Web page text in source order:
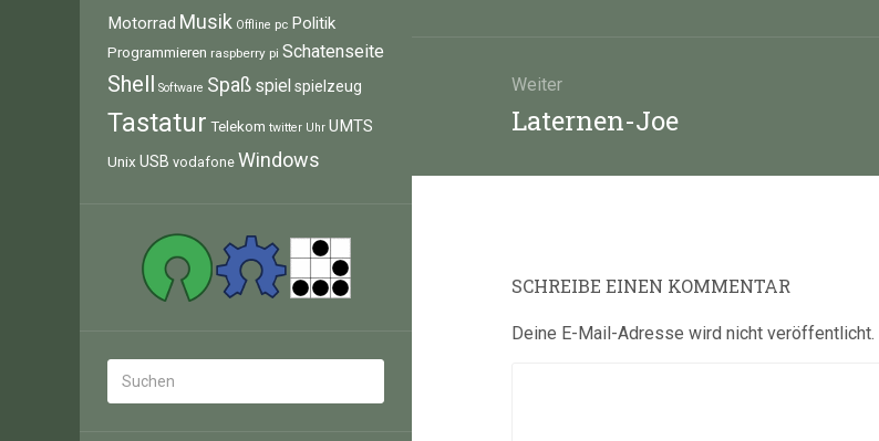
Motorrad Musik Offline pc Politik
Programmieren raspberry pi Schatenseite
Shell Software Spaß spiel spielzeug
Tastatur Telekom twitter Uhr UMTS
Unix USB vodafone Windows
Weiter
Nächster
Laternen-Joe
SCHREIBE EINEN KOMMENTAR
Deine E-Mail-Adresse wird nicht veröffentlicht.